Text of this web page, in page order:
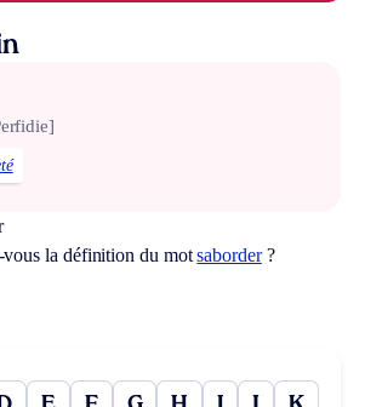
vous la définition du motsaborder?